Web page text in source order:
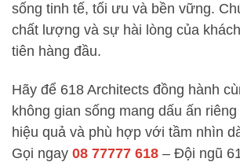
sống tinh tế, tối ưu và bền vững.
chất lượng và sự hài lòng của
tiên hàng đầu.
Hãy để 618 Architects đồng hành
không gian sống mang dấu ấn
hiệu quả và phù hợp với tầm nhìn
Gọi ngay 08 77777 618 – Đội ngũ